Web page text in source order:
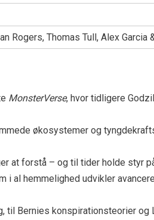
Rogers, Thomas Tull, Alex Garcia
MonsterVerse, hvor tidligere
økosystemer og
at forstå – og til tider holde styr
i al hemmelighed udvikler
til Bernies konspirationsteorier og